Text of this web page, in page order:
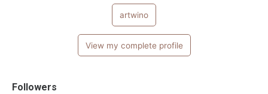
artwino
View my complete profile
Followers